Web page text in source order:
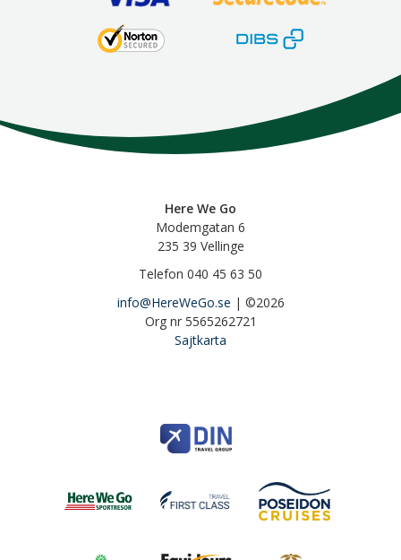
Here We Go
Modemgatan 6
235 39 Vellinge
Telefon 040 45 63 50
info@HereWeGo.se | ©2026
Org nr 5565262721
Sajtkarta